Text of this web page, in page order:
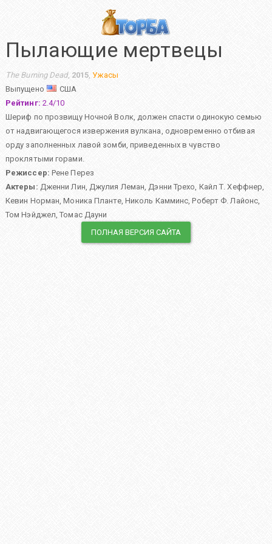
Пылающие мертвецы
The Burning Dead, 2015, Ужасы
Выпущено
США
Рейтинг: 2.4/10
Шериф по прозвищу Ночной Волк, должен спасти одинокую семью
от надвигающегося извержения вулкана, одновременно отбивая
орду заполненных лавой зомби, приведенных в чувство
проклятыми горами.
Режиссер: Рене Перез
Актеры: Дженни Лин, Джулия Леман,Дэнни Трехо, Кайл Т. Хеффнер,
Кевин Норман,Моника Планте, Николь Камминс,Роберт Ф. Лайонс,
Том Нэйджел,Томас Дауни
ПОЛНАЯ ВЕРСИЯ САЙТА